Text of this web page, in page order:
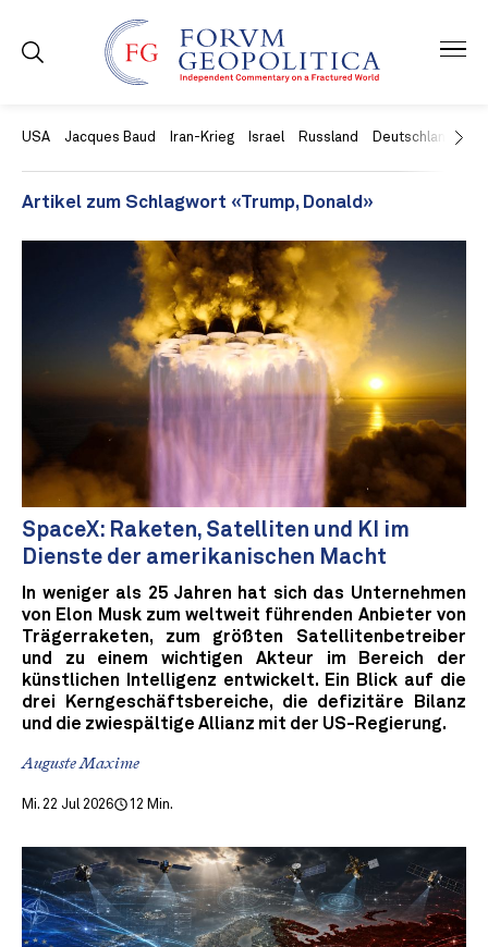
USA Jacques Baud Iran-Krieg Israel Russland Deutschland
Artikel zum Schlagwort «Trump, Donald»
SpaceX: Raketen, Satelliten und KI im
Dienste der amerikanischen Macht
In weniger als 25 Jahren hat sich das Unternehmen
von Elon Musk zum weltweit führenden Anbieter von
Trägerraketen, zum größten Satellitenbetreiber
und zu einem wichtigen Akteur im Bereich der
künstlichen Intelligenz entwickelt. Ein Blick auf die
drei Kerngeschäftsbereiche, die defizitäre Bilanz
und die zwiespältige Allianz mit der US-Regierung.
Auguste Maxime
Mi. 22 Jul 2026 12 Min.